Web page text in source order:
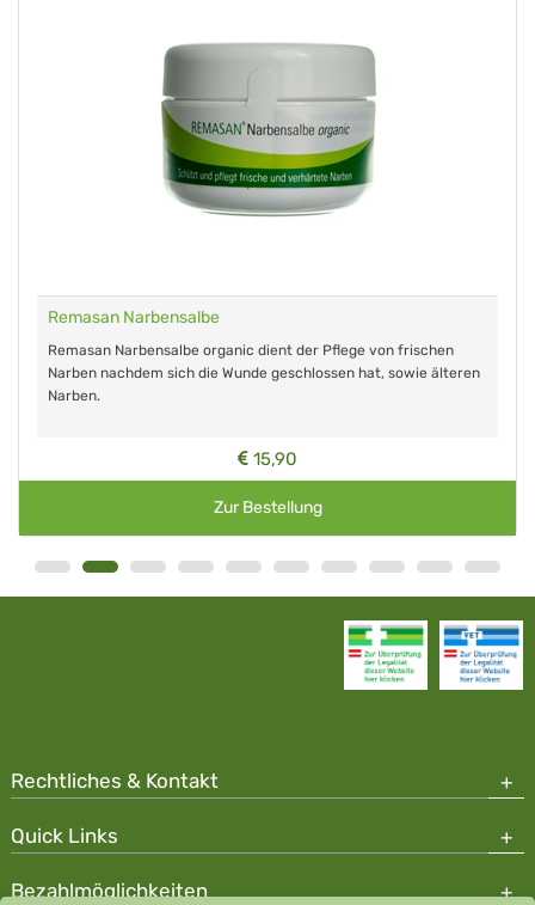
Remasan Narbensalbe
Remasan Narbensalbe organic dient der Pflege von frischen
Narben nachdem sich die Wunde geschlossen hat, sowie älteren
Narben.
15,90
Zur Bestellung
Rechtliches & Kontakt
Quick Links
Bezahlmöglichkeiten